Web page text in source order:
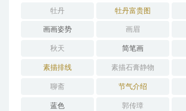
牡丹 牡丹富贵图
画画姿势 画眉
秋天 简笔画
素描排线 素描石膏静物
聊斋 节气介绍
蓝色 郭传璋